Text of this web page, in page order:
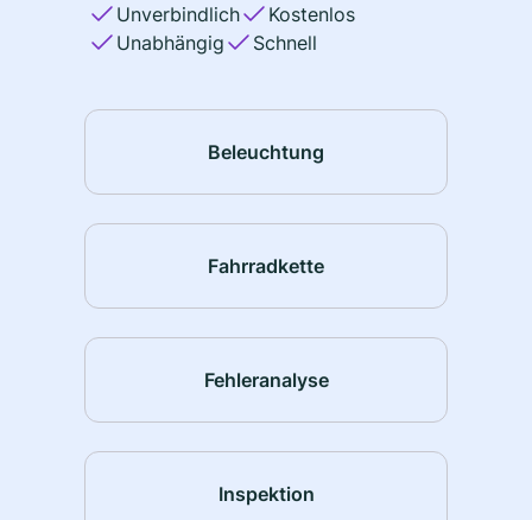
Unverbindlich
Kostenlos
Unabhängig
Schnell
Beleuchtung
Fahrradkette
Fehleranalyse
Inspektion